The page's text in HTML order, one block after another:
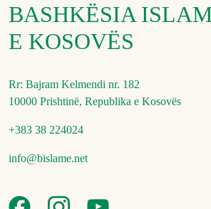
BASHKËSIA
E KOSOVËS
Rr: Bajram Kelmendi nr. 182
10000 Prishtinë, Republika e Kosovës
+383 38 224024
info@bislame.net